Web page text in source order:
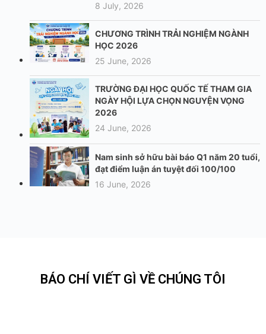
8 July, 2026
CHƯƠNG TRÌNH TRẢI NGHIỆM NGÀNH
HỌC 2026
25 June, 2026
TRƯỜNG ĐẠI HỌC QUỐC TẾ THAM GIA
NGÀY HỘI LỰA CHỌN NGUYỆN VỌNG
2026
24 June, 2026
Nam sinh sở hữu bài báo Q1 năm 20 tuổi,
đạt điểm luận án tuyệt đối 100/100
16 June, 2026
BÁO CHÍ VIẾT GÌ VỀ CHÚNG TÔI